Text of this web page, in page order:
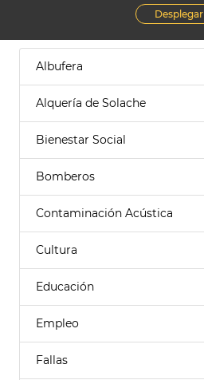
Desplegar
Albufera
Alquería de Solache
Bienestar Social
Bomberos
Contaminación Acústica
Cultura
Educación
Empleo
Fallas